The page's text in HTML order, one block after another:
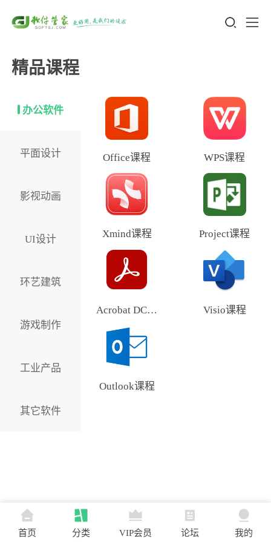
精品课程
办公软件
平面设计
影视动画
UI设计
环艺建筑
游戏制作
工业产品
其它软件
Office课程 WPS课程
Xmind课程 Project课程
Acrobat DC课程 Visio课程
Outlook课程
首页 分类 VIP会员 论坛 我的